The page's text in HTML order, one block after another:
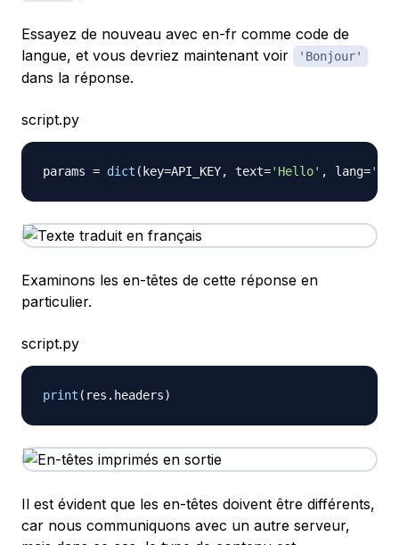
Essayez de nouveau avec en-fr comme code de
langue, et vous devriez maintenant voir
'Bonjour'
dans la réponse.
script.py
params = dict ( key=API_KEY, text='Hello' , lang=
Examinons les en-têtes de cette réponse en
particulier.
script.py
print ( res . headers)
Il est évident que les en-têtes doivent être différents,
car nous communiquons avec un autre serveur,